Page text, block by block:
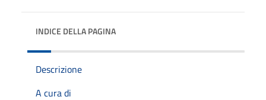
INDICE DELLA PAGINA
Descrizione
A cura di